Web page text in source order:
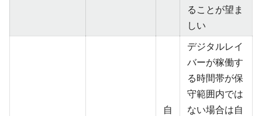
ることが望ま
しい
自
デジタルレイ
バーが稼働す
る時間帯が保
守範囲内では
ない場合は自